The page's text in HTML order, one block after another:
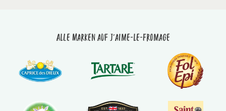
Alle Marken auf J'aime-le-fromage